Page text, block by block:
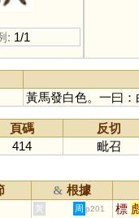
: 1/1
黃馬發白色。一曰：
頁碼 反切
414 毗召
& 根據
黃 周 p201 標